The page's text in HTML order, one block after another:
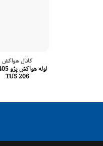
کانال هواکش
206 TU5